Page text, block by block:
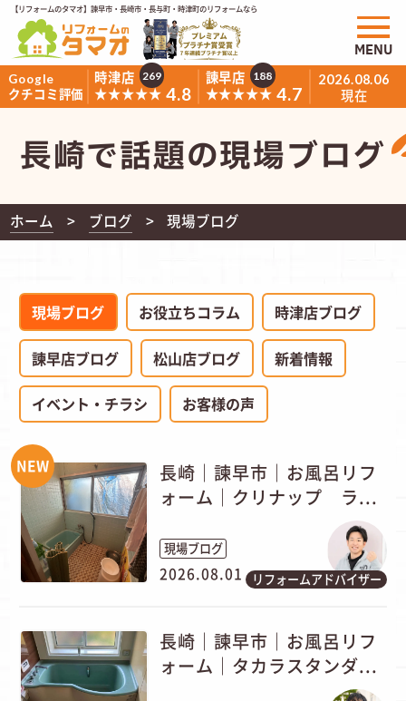
【リフォームのタマオ】諫早市・長崎市・長与町・時津町のリフォームなら
Google
クチコミ評価
時津店
★★★★★ 4.8
269
諫早店
★★★★★ 4.7
188 2026.08.06
現在
MENU
長崎で話題の現場ブログ
ホーム ブログ 現場ブログ
現場ブログ お役立ちコラム 時津店ブログ
諫早店ブログ 松山店ブログ 新着情報
イベント・チラシ お客様の声
NEW
長崎｜諫早市｜お風呂リフ
ォーム｜クリナップ ラ...
現場ブログ
2026.08.01 リフォームアドバイザー
長崎｜諫早市｜お風呂リフ
ォーム｜タカラスタンダ...